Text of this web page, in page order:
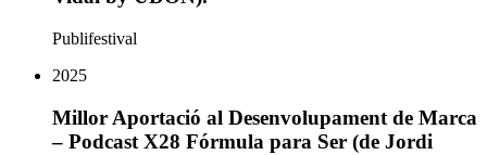
Publifestival
2025
Millor Aportació al Desenvolupament de Marca
– Podcast X28 Fórmula para Ser (de Jordi